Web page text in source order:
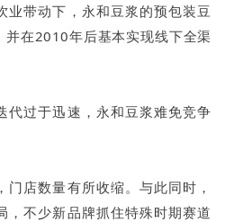
业带动下，永和豆浆的预包装豆
并在2010年后基本实现线下全渠
代过于迅速，永和豆浆难免竞争
店数量有所收缩。与此同时，
，不少新品牌抓住特殊时期赛道